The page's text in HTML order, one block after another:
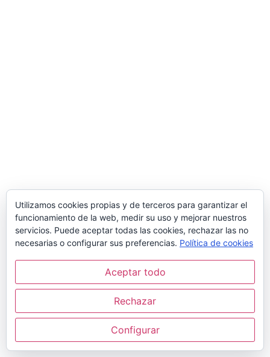
Utilizamos cookies propias y de terceros para garantizar el
funcionamiento de la web, medir su uso y mejorar nuestros
servicios. Puede aceptar todas las cookies, rechazar las no
necesarias o configurar sus preferencias. Política de cookies
Aceptar todo
Rechazar
Configurar